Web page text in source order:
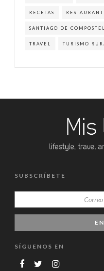
RECETAS
SANTIAGO DE
TRAVEL TURISMO
SUBSCRÍBETE
SÍGUENOS EN